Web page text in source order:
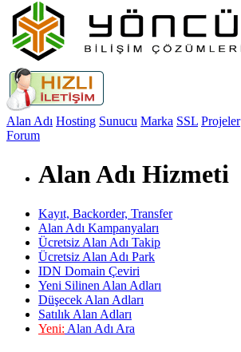
Alan Adı Hosting Sunucu Marka SSL Projeler
Forum
Alan Adı Hizmeti
Kayıt, Backorder, Transfer
Alan Adı Kampanyaları
Ücretsiz Alan Adı Takip
Ücretsiz Alan Adı Park
IDN Domain Çeviri
Yeni Silinen Alan Adları
Düşecek Alan Adları
Satılık Alan Adları
Yeni: Alan Adı Ara